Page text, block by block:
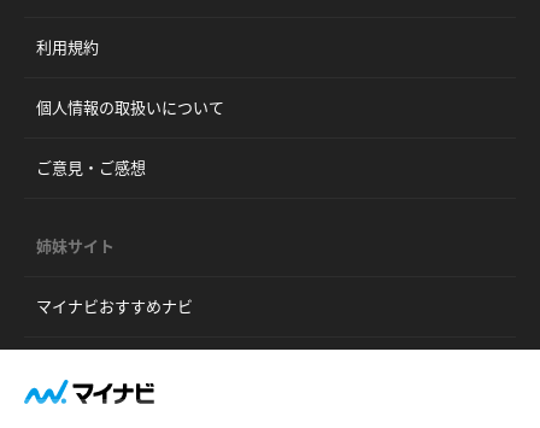
利用規約
個人情報の取扱いについて
ご意見・ご感想
姉妹サイト
マイナビおすすめナビ